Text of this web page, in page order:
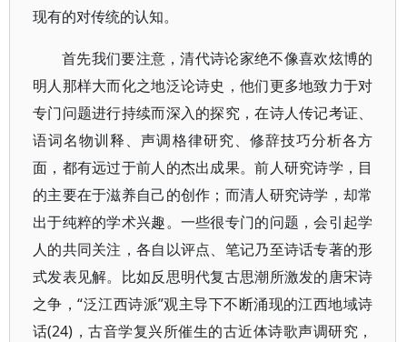
现有的对传统的认知。
首先我们要注意，清代诗论家绝不像喜欢炫博的
明人那样大而化之地泛论诗史，他们更多地致力于对
专门问题进行持续而深入的探究，在诗人传记考证、
语词名物训释、声调格律研究、修辞技巧分析各方
面，都有远过于前人的杰出成果。前人研究诗学，目
的主要在于滋养自己的创作；而清人研究诗学，却常
出于纯粹的学术兴趣。一些很专门的问题，会引起学
人的共同关注，各自以评点、笔记乃至诗话专著的形
式发表见解。比如反思明代复古思潮所激发的唐宋诗
之争，“泛江西诗派”观主导下不断涌现的江西地域诗
话(24)，古音学复兴所催生的古近体诗歌声调研究，